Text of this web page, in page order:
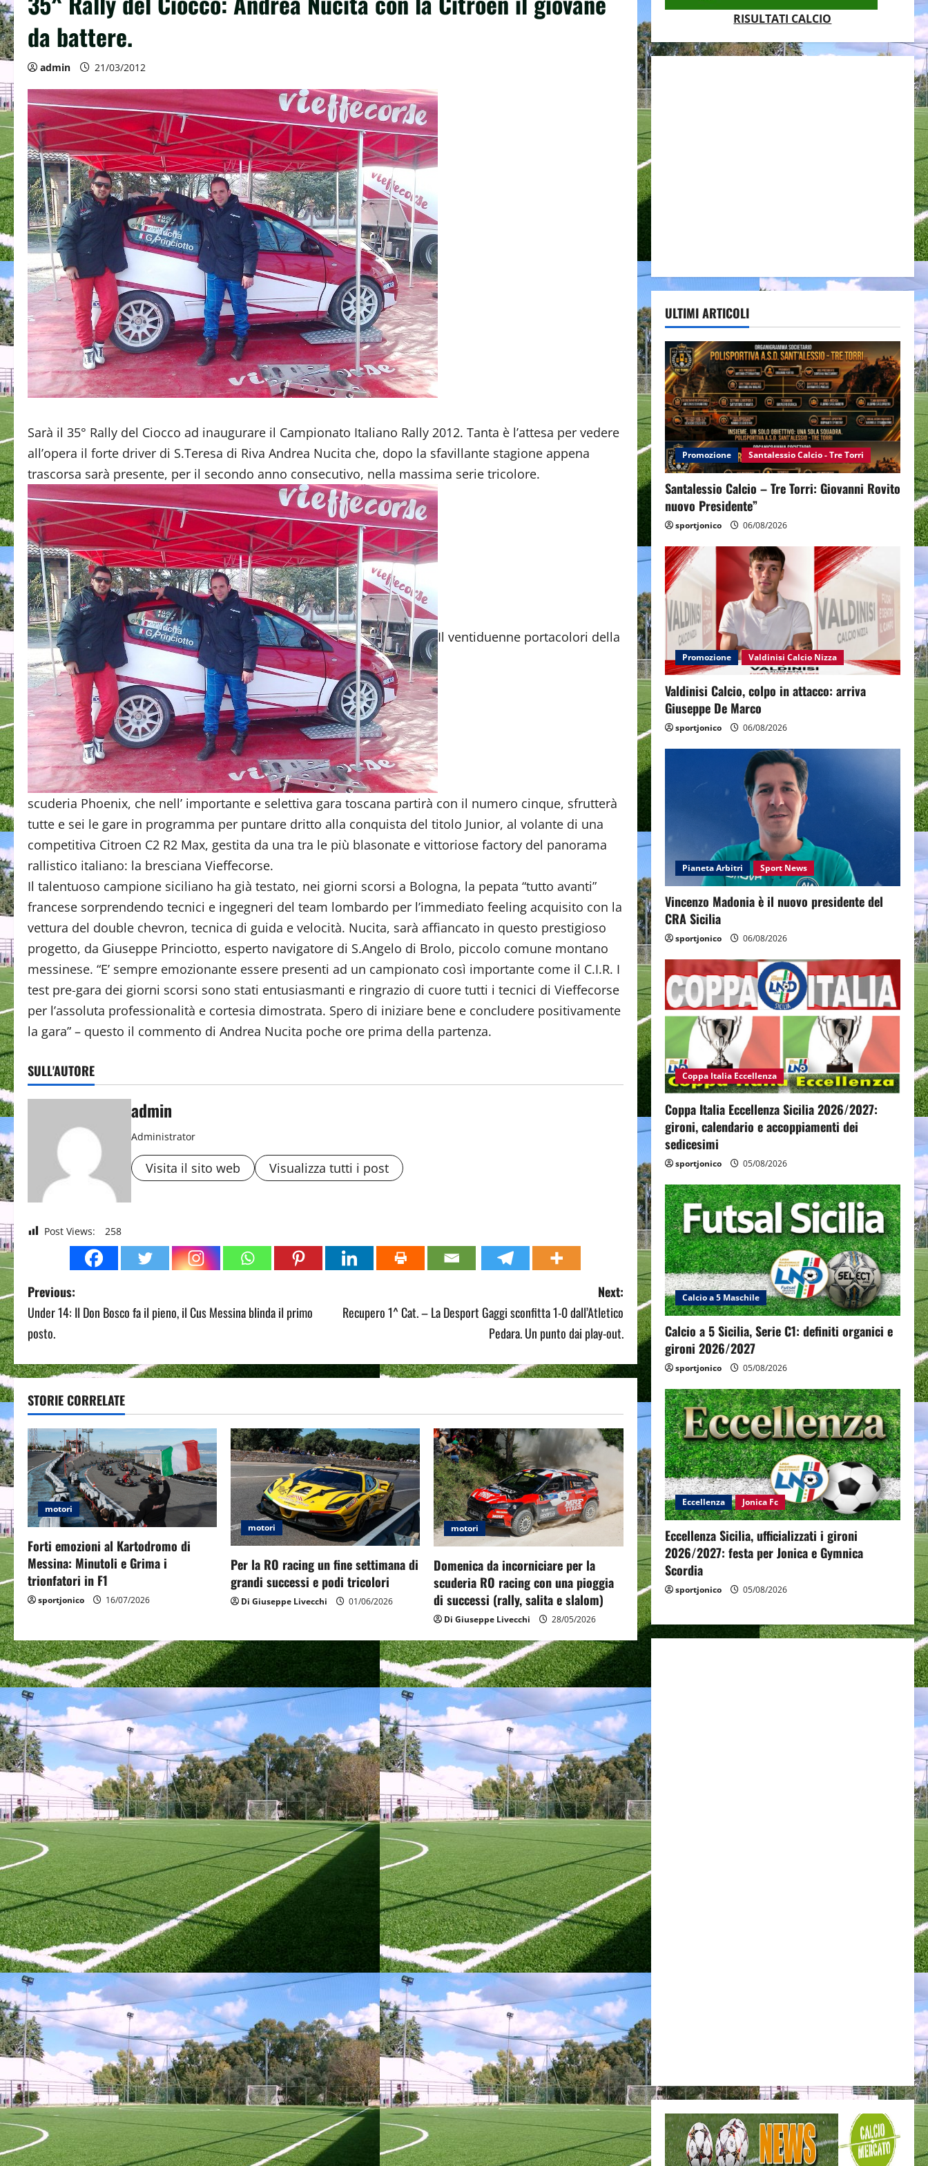
da battere.
admin 21/03/2012
Sarà il 35° Rally del Ciocco ad inaugurare il Campionato Italiano Rally 2012. Tanta è l’attesa per vedere
all’opera il forte driver di S.Teresa di Riva Andrea Nucita che, dopo la sfavillante stagione appena
trascorsa sarà presente, per il secondo anno consecutivo, nella massima serie tricolore.
Il ventiduenne portacolori della
scuderia Phoenix, che nell’ importante e selettiva gara toscana partirà con il numero cinque, sfrutterà
tutte e sei le gare in programma per puntare dritto alla conquista del titolo Junior, al volante di una
competitiva Citroen C2 R2 Max, gestita da una tra le più blasonate e vittoriose factory del panorama
rallistico italiano: la bresciana Vieffecorse.
Il talentuoso campione siciliano ha già testato, nei giorni scorsi a Bologna, la pepata “tutto avanti”
francese sorprendendo tecnici e ingegneri del team lombardo per l’immediato feeling acquisito con la
vettura del double chevron, tecnica di guida e velocità. Nucita, sarà affiancato in questo prestigioso
progetto, da Giuseppe Princiotto, esperto navigatore di S.Angelo di Brolo, piccolo comune montano
messinese. “E’ sempre emozionante essere presenti ad un campionato così importante come il C.I.R. I
test pre-gara dei giorni scorsi sono stati entusiasmanti e ringrazio di cuore tutti i tecnici di Vieffecorse
per l’assoluta professionalità e cortesia dimostrata. Spero di iniziare bene e concludere positivamente
la gara” – questo il commento di Andrea Nucita poche ore prima della partenza.
SULL'AUTORE
admin
Administrator
Visita il sito web Visualizza tutti i post
Post Views: 258
P
o
t
n
a
v
i
g
a
t
i
o
n
Previous:
Under 14: Il Don Bosco fa il pieno, il Cus Messina blinda il primo
posto.
Next:
Recupero 1^ Cat. – La Desport Gaggi sconfitta 1-0 dall’Atletico
Pedara. Un punto dai play-out.
STORIE CORRELATE
motori
Forti emozioni al Kartodromo di
Messina: Minutoli e Grima i
trionfatori in F1
sportjonico 16/07/2026
motori
Per la RO racing un fine settimana di
grandi successi e podi tricolori
Di Giuseppe Livecchi 01/06/2026
motori
Domenica da incorniciare per la
scuderia RO racing con una pioggia
di successi (rally, salita e slalom)
Di Giuseppe Livecchi 28/05/2026
RISULTATI CALCIO
ULTIMI ARTICOLI
Promozione Santalessio Calcio - Tre Torri
Santalessio Calcio – Tre Torri: Giovanni Rovito
nuovo Presidente”
sportjonico 06/08/2026
Promozione Valdinisi Calcio Nizza
Valdinisi Calcio, colpo in attacco: arriva
Giuseppe De Marco
sportjonico 06/08/2026
Pianeta Arbitri Sport News
Vincenzo Madonia è il nuovo presidente del
CRA Sicilia
sportjonico 06/08/2026
Coppa Italia Eccellenza
Coppa Italia Eccellenza Sicilia 2026/2027:
gironi, calendario e accoppiamenti dei
sedicesimi
sportjonico 05/08/2026
Calcio a 5 Maschile
Calcio a 5 Sicilia, Serie C1: definiti organici e
gironi 2026/2027
sportjonico 05/08/2026
Eccellenza Jonica Fc
Eccellenza Sicilia, ufficializzati i gironi
2026/2027: festa per Jonica e Gymnica
Scordia
sportjonico 05/08/2026